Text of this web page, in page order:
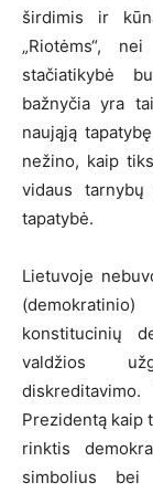
širdimis ir
„Riotėms“,
stačiatikybė
bažnyčia yra
naująją
nežino, kaip
vidaus tarnybų
tapatybė.
Lietuvoje
konstitucinių
valdžios
Prezidentą kaip
rinktis
simbolius bei